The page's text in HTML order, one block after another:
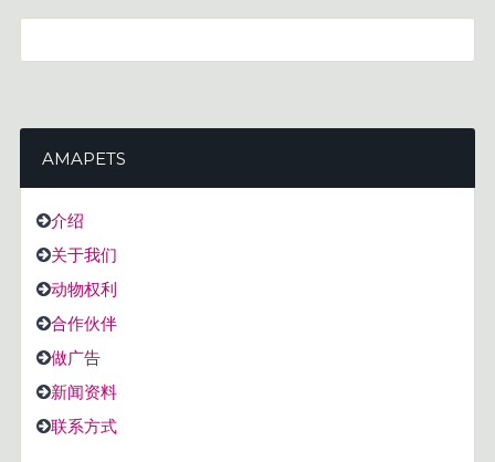
AMAPETS
介绍
关于我们
动物权利
合作伙伴
做广告
新闻资料
联系方式